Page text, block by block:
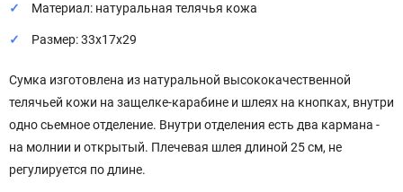
Материал: натуральная телячья кожа
Размер: 33х17х29
Сумка изготовлена из натуральной высококачественной
телячьей кожи на защелке-карабине и шлеях на кнопках, внутри
одно сьемное отделение. Внутри отделения есть два кармана -
на молнии и открытый. Плечевая шлея длиной 25 см, не
регулируется по длине.